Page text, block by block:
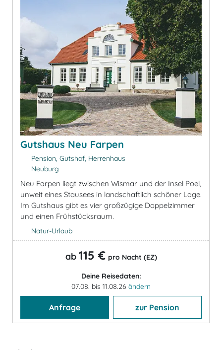
Gutshaus Neu Farpen
Pension, Gutshof, Herrenhaus
Neuburg
Neu Farpen liegt zwischen Wismar und der Insel Poel,
unweit eines Stausees in landschaftlich schöner Lage.
Im Gutshaus gibt es vier großzügige Doppelzimmer
und einen Frühstücksraum.
Natur-Urlaub
ab 115 € pro Nacht (EZ)
Deine Reisedaten:
07.08. bis 11.08.26 ändern
Anfrage zur Pension